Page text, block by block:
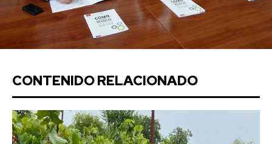
CONTENIDO RELACIONADO